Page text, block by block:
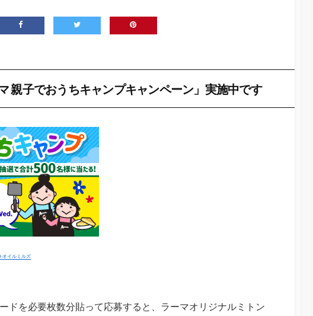
親子でおうちキャンプキャンペーン」実施中です
オイルミルズ
ドを必要枚数分貼って応募すると、ラーマオリジナルミトン